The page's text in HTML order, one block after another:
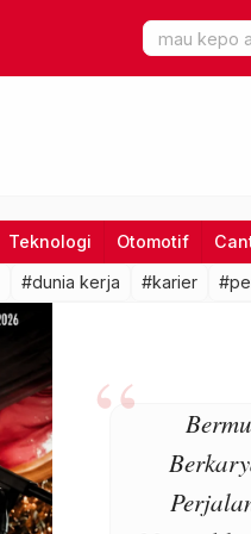
Teknologi Otomotif
#dunia kerja #karier